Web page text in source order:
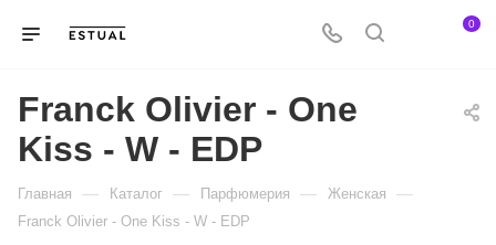
0
Franck Olivier - One
Kiss - W - EDP
Главная — Каталог — Парфюмерия — Женская —
Franck Olivier - One Kiss - W - EDP